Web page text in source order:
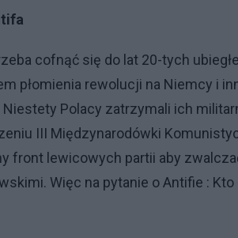
cofnąć się do lat 20-tych
płomienia rewolucji na Niemcy i
Polacy zatrzymali ich
III Międzynarodówki
front lewicowych partii aby
Więc na pytanie o Antifie :